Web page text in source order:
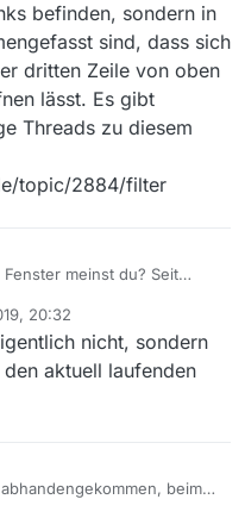
befinden, sondern in
sind, dass sich
dritten Zeile von oben
lässt. Es gibt
Threads zu diesem
topic/2884/filter
meinst du? Seit
die sich allerdings
fix links befinden,
zusammengefasst
auf der dritten
dem Suchfeld öffnen
topic/2884/filter
20:32
nicht, sondern
aktuell laufenden
beim